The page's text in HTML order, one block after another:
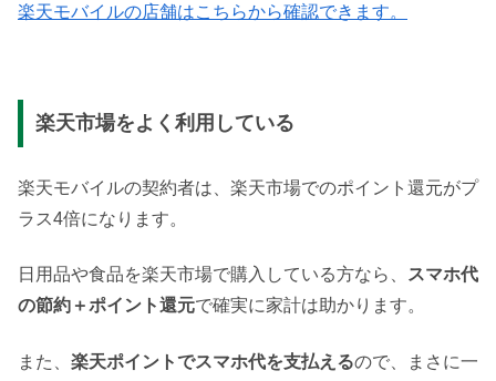
楽天モバイルの店舗はこちらから確認できます。
楽天市場をよく利用している
楽天モバイルの契約者は、楽天市場でのポイント還元がプ
ラス4倍になります。
日用品や食品を楽天市場で購入している方なら、
スマホ代
の節約＋ポイント還元で確実に家計は助かります。
また、 楽天ポイントでスマホ代を支払えるので、まさに一